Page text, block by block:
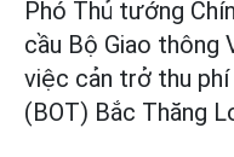
Phó Thủ tướng
cầu Bộ Giao thông
việc cản trở thu
(BOT) Bắc Thăng